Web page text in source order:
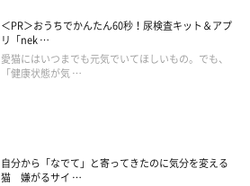
＜PR＞おうちでかんたん60秒！尿検査キット＆アプ
リ「nek …
愛猫にはいつまでも元気でいてほしいもの。でも、
「健康状態が気 …
自分から「なでて」と寄ってきたのに気分を変える
猫 嫌がるサイ …